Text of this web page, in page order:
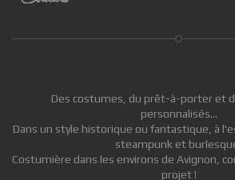
Des costumes, du prêt-à-porter et
personnalisés...
Dans un style historique ou fantastique, à
steampunk et
Costumière dans les environs de Avignon,
projet !